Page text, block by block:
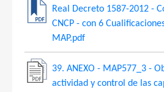
Real Decreto 1587-2012 -
CNCP - con 6
MAP.pdf
39. ANEXO - MAP577_3 -
actividad y control de las